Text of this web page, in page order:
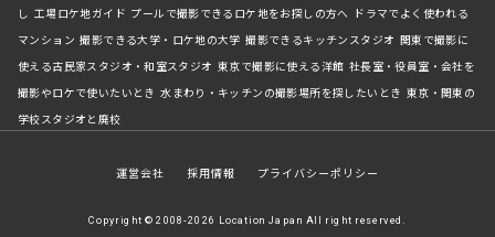
し 工場ロケ地ガイド プールで撮影できるロケ地をお探しの方へ ドラマでよく使われる
マンション 撮影できる大学・ロケ地の大学 撮影できるキッチンスタジオ 関東で撮影に
使える古民家スタジオ・和室スタジオ 東京で撮影に使える洋館 社長室・役員室・会社を
撮影やロケで使いたいとき 水まわり・キッチンの撮影場所を探したいとき 東京・関東の
学校スタジオと廃校
運営会社 採用情報 プライバシーポリシー
Copyright © 2008-2026 Location Japan All right reserved.